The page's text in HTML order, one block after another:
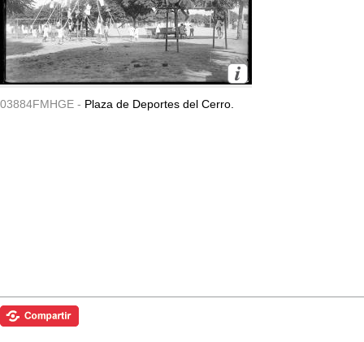
03884FMHGE - Plaza de Deportes del Cerro.